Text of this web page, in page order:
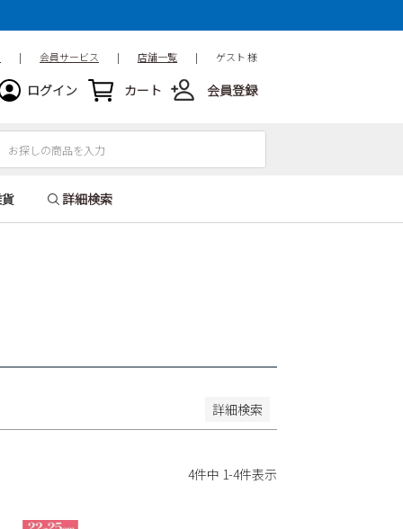
| 会員サービス | 店舗一覧 | ゲスト 様
ログイン カート 会員登録
詳細検索
詳細検索
21.5cm 22cm
22.5cm
24.5cm 25cm
25.5cm
27.5cm 28cm
28.5cm
31cm 32cm
4件中 1-4件表示